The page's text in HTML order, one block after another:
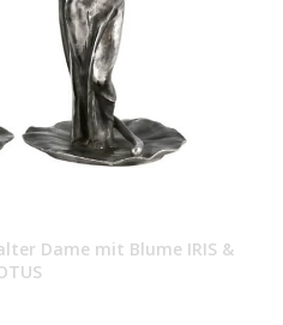
Dame mit Blume IRIS &